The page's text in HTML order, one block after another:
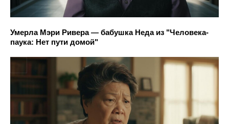
Умерла Мэри Ривера — бабушка Неда из "Человека-
паука: Нет пути домой"